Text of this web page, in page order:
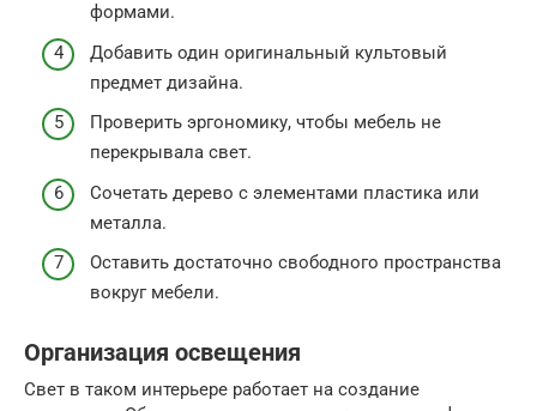
формами.
Добавить один оригинальный культовый
предмет дизайна.
Проверить эргономику, чтобы мебель не
перекрывала свет.
Сочетать дерево с элементами пластика или
металла.
Оставить достаточно свободного пространства
вокруг мебели.
Организация освещения
Свет в таком интерьере работает на создание